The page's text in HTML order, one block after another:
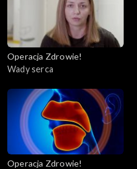
Operacja Zdrowie!
Wady serca
Operacja Zdrowie!